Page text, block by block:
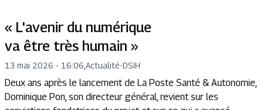
« L'avenir du numérique
va être très humain »
13 mai 2026 - 16:06 Actualité-DSIH
Deux ans après le lancement de La Poste Santé & Autonomie,
Dominique Pon, son directeur général, revient sur les